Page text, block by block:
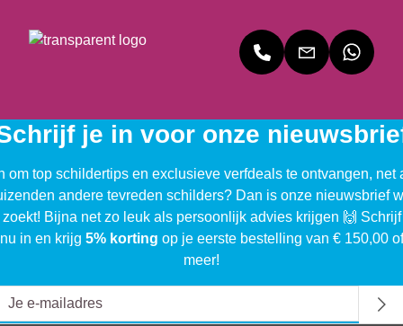
je in voor onze
om top schildertips en exclusieve verfdeals te ontvangen, net
andere tevreden schilders? Dan is onze nieuwsbrief
Bijna net zo leuk als persoonlijk advies krijgen 🙌
nu in en krijg 5% korting op je eerste bestelling van € 150,00 of
meer!